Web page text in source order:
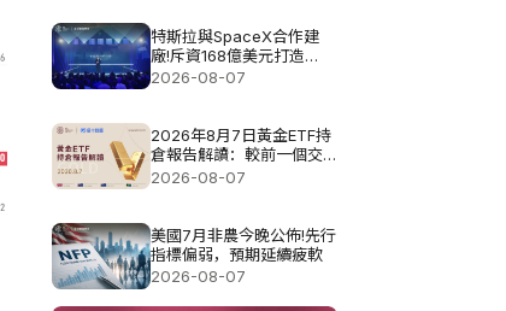
特斯拉與SpaceX合作建
廠!斥資168億美元打造
Terafab基地
2026-08-07
2026年8月7日黃金ETF持
倉報告解讀：較前一個交
易日增加0.571噸
2026-08-07
美國7月非農今晚公佈!先行
指標偏弱，預期延續疲軟
2026-08-07